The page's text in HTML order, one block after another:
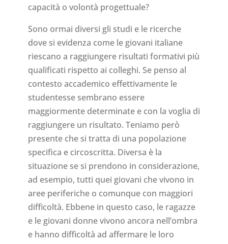
capacità o volontà progettuale?
Sono ormai diversi gli studi e le ricerche
dove si evidenza come le giovani italiane
riescano a raggiungere risultati formativi più
qualificati rispetto ai colleghi. Se penso al
contesto accademico effettivamente le
studentesse sembrano essere
maggiormente determinate e con la voglia di
raggiungere un risultato. Teniamo però
presente che si tratta di una popolazione
specifica e circoscritta. Diversa è la
situazione se si prendono in considerazione,
ad esempio, tutti quei giovani che vivono in
aree periferiche o comunque con maggiori
difficoltà. Ebbene in questo caso, le ragazze
e le giovani donne vivono ancora nell’ombra
e hanno difficoltà ad affermare le loro